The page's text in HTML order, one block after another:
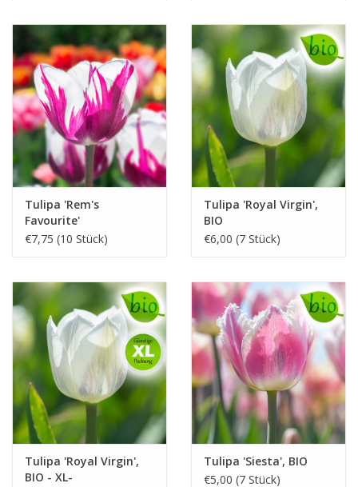
Tulipa 'Rem's
Favourite'
€7,75 (10 Stück)
Tulipa 'Royal Virgin',
BIO
€6,00 (7 Stück)
Tulipa 'Royal Virgin',
BIO - XL-
Tulipa 'Siesta', BIO
€5,00 (7 Stück)